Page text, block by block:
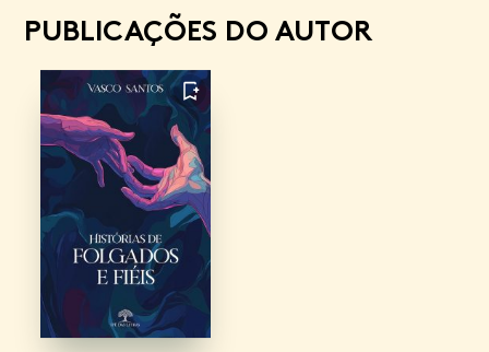
PUBLICAÇÕES DO AUTOR
FAVORITO